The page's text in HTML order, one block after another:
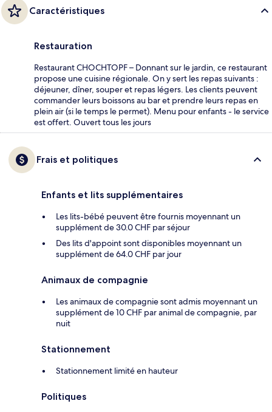
Caractéristiques
Restauration
Restaurant CHOCHTOPF – Donnant sur le jardin, ce restaurant
propose une cuisine régionale. On y sert les repas suivants :
déjeuner, dîner, souper et repas légers. Les clients peuvent
commander leurs boissons au bar et prendre leurs repas en
plein air (si le temps le permet). Menu pour enfants - le service
est offert. Ouvert tous les jours
Frais et politiques
Enfants et lits supplémentaires
Les lits-bébé peuvent être fournis moyennant un
supplément de 30.0 CHF par séjour
Des lits d'appoint sont disponibles moyennant un
supplément de 64.0 CHF par jour
Animaux de compagnie
Les animaux de compagnie sont admis moyennant un
supplément de 10 CHF par animal de compagnie, par
nuit
Stationnement
Stationnement limité en hauteur
Politiques